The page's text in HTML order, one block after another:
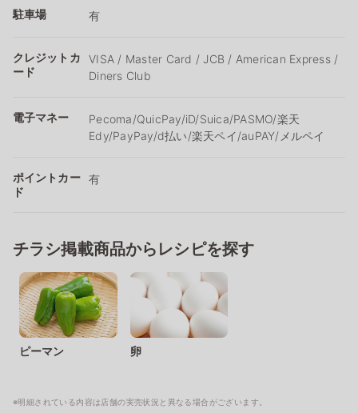
駐車場 有
クレジットカ
ード
VISA / Master Card / JCB / American Express /
Diners Club
電子マネー
Pecoma/QuicPay/iD/Suica/PASMO/楽天
Edy/PayPay/d払い/楽天ペイ/auPAY/メルペイ
ポイントカー
ド
有
チラシ掲載商品からレシピを探す
ピーマン 卵
※明細されている内容は店舗の実売状況と異なる場合がございます。